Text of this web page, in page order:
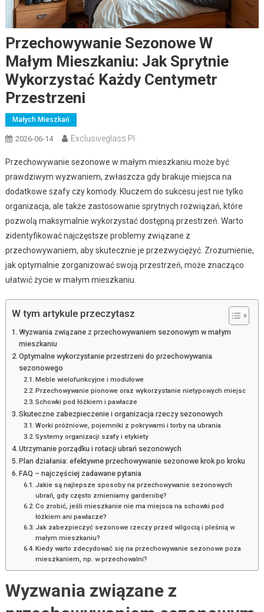
Przechowywanie Sezonowe W
Małym Mieszkaniu: Jak Sprytnie
Wykorzystać Każdy Centymetr
Przestrzeni
Małych Mieszkań
2026-06-14 Exclusiveglass.pl
Przechowywanie sezonowe w małym mieszkaniu może być
prawdziwym wyzwaniem, zwłaszcza gdy brakuje miejsca na
dodatkowe szafy czy komody. Kluczem do sukcesu jest nie tylko
organizacja, ale także zastosowanie sprytnych rozwiązań, które
pozwolą maksymalnie wykorzystać dostępną przestrzeń. Warto
zidentyfikować najczęstsze problemy związane z
przechowywaniem, aby skutecznie je przezwyciężyć. Zrozumienie,
jak optymalnie zorganizować swoją przestrzeń, może znacząco
ułatwić życie w małym mieszkaniu.
W tym artykule przeczytasz
Wyzwania związane z przechowywaniem sezonowym w małym
mieszkaniu
Optymalne wykorzystanie przestrzeni do przechowywania
sezonowego
Meble wielofunkcyjne i modułowe
Przechowywanie pionowe oraz wykorzystanie nietypowych miejsc
Schowki pod łóżkiem i pawlacze
Skuteczne zabezpieczenie i organizacja rzeczy sezonowych
Worki próżniowe, pojemniki z pokrywami i torby na ubrania
Systemy organizacji szafy i etykiety
Utrzymanie porządku i rotacji ubrań sezonowych
Plan działania: efektywne przechowywanie sezonowe krok po kroku
FAQ – najczęściej zadawane pytania
Jakie są najlepsze sposoby na przechowywanie sezonowych
ubrań, gdy często zmieniamy garderobę?
Co zrobić, jeśli mieszkanie nie ma miejsca na schowki pod
łóżkiem ani pawlacze?
Jak zabezpieczyć sezonowe rzeczy przed wilgocią i pleśnią w
małym mieszkaniu?
Kiedy warto zdecydować się na przechowywanie sezonowe poza
mieszkaniem, np. w przechowalni?
Wyzwania związane z